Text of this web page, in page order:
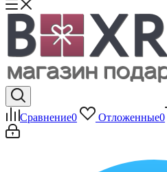
Сравнение0 Отложенные0